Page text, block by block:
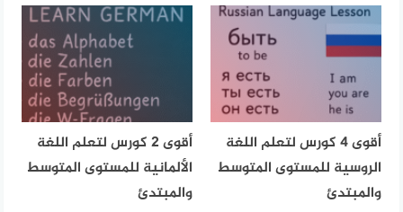
أقوى 4 كورس لتعلم اللغة
الروسية للمستوى المتوسط
والمبتدئ
أقوى 2 كورس لتعلم اللغة
الألمانية للمستوى المتوسط
والمبتدئ